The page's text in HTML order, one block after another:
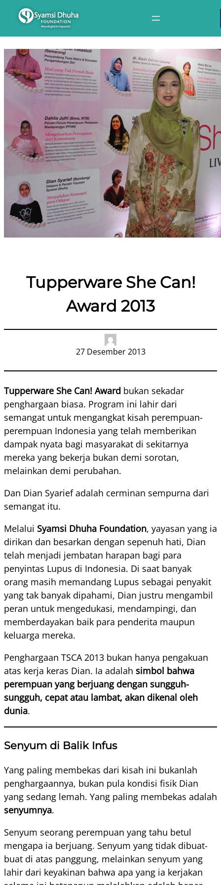
Tupperware She Can!
Award 2013
27 Desember 2013
Tupperware She Can! Award bukan sekadar
penghargaan biasa. Program ini lahir dari
semangat untuk mengangkat kisah perempuan-
perempuan Indonesia yang telah memberikan
dampak nyata bagi masyarakat di sekitarnya
mereka yang bekerja bukan demi sorotan,
melainkan demi perubahan.
Dan Dian Syarief adalah cerminan sempurna dari
semangat itu.
Melalui Syamsi Dhuha Foundation, yayasan yang ia
dirikan dan besarkan dengan sepenuh hati, Dian
telah menjadi jembatan harapan bagi para
penyintas Lupus di Indonesia. Di saat banyak
orang masih memandang Lupus sebagai penyakit
yang tak banyak dipahami, Dian justru mengambil
peran untuk mengedukasi, mendampingi, dan
memberdayakan baik para penderita maupun
keluarga mereka.
Penghargaan TSCA 2013 bukan hanya pengakuan
atas kerja keras Dian. Ia adalah simbol bahwa
perempuan yang berjuang dengan sungguh-
sungguh, cepat atau lambat, akan dikenal oleh
dunia.
Senyum di Balik Infus
Yang paling membekas dari kisah ini bukanlah
penghargaannya, bukan pula kondisi fisik Dian
yang sedang lemah. Yang paling membekas adalah
senyumnya.
Senyum seorang perempuan yang tahu betul
mengapa ia berjuang. Senyum yang tidak dibuat-
buat di atas panggung, melainkan senyum yang
lahir dari keyakinan bahwa apa yang ia kerjakan